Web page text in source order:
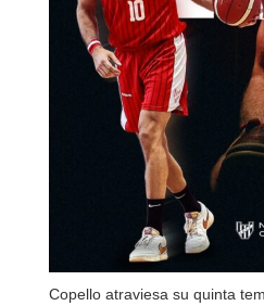
Copello atraviesa su quinta